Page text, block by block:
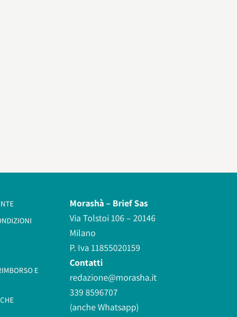
E
Morashà – Brief Sas
Via Tolstoi 106 – 20146
Milano
P. Iva 11855020159
Contatti
redazione@morasha.it
339 8596707
(anche Whatsapp)